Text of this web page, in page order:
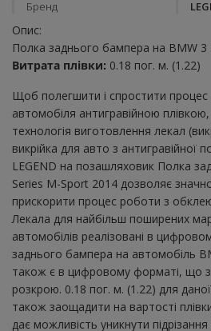
Бренд
Опис:
Полка заднього бампера на BMW
Витрата плівки: 0.18 пог. м. (1.22)
Щоб полегшити і спростити
автомобіля антигравійною
технологія виготовлення лекал
викрійка для авто з антигравійної
LEGEND на позашляховик Полка
Series M-Sport 2014 дозволяє
прискорити процес роботи з
Лекала для найбільш поширених
автомобілів реалізовані в
заднього бампера на автомобіль
також є в цифровому форматі, що
розкрою. 0.18 пог. м. (1.22) для
також заощадити на вартості
дає можливість уникнути